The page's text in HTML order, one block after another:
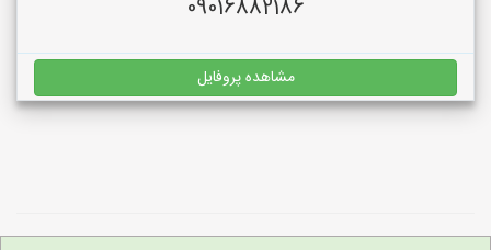
09016882186
مشاهده پروفایل